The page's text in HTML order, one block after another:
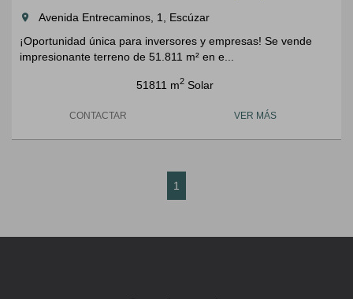
room
Avenida Entrecaminos, 1, Escúzar
¡Oportunidad única para inversores y empresas! Se vende
impresionante terreno de 51.811 m² en e...
51811 m2Solar
CONTACTAR VER MÁS
1